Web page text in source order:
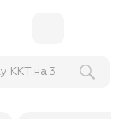
ККТ на 3